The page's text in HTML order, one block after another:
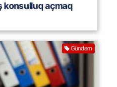
konsulluq açmaq
Gündəm